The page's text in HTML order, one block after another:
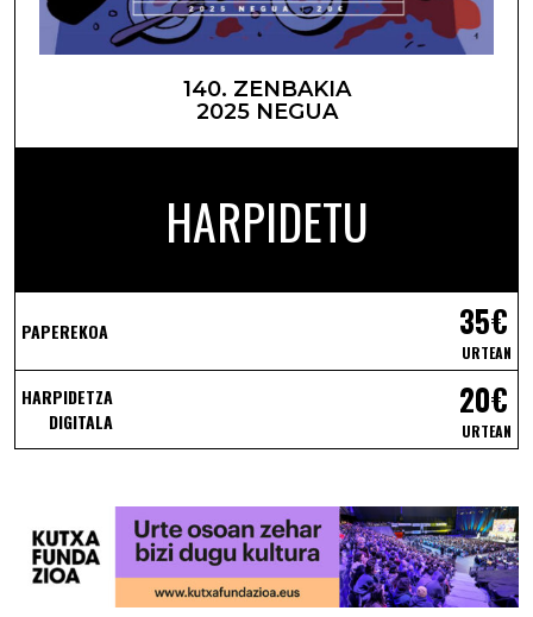
140. ZENBAKIA
2025 NEGUA
HARPIDETU
PAPEREKOA 35€
URTEAN
HARPIDETZA
DIGITALA
20€
URTEAN